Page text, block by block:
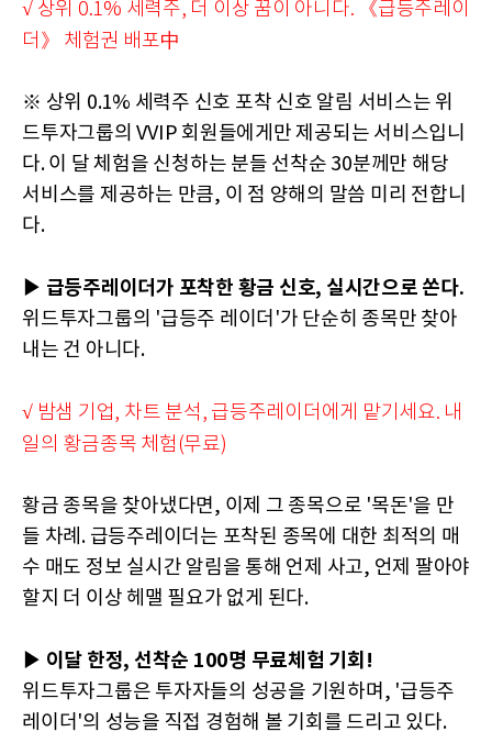
√ 상위 0.1% 세력주, 더 이상 꿈이 아니다. 《급등주레이
더》 체험권 배포中
※ 상위 0.1% 세력주 신호 포착 신호 알림 서비스는 위
드투자그룹의 VVIP 회원들에게만 제공되는 서비스입니
다. 이 달 체험을 신청하는 분들 선착순 30분께만 해당
서비스를 제공하는 만큼, 이 점 양해의 말씀 미리 전합니
다.
▶ 급등주레이더가 포착한 황금 신호, 실시간으로 쏜다.
위드투자그룹의 '급등주 레이더'가 단순히 종목만 찾아
내는 건 아니다.
√ 밤샘 기업, 차트 분석, 급등주레이더에게 맡기세요. 내
일의 황금종목 체험(무료)
황금 종목을 찾아냈다면, 이제 그 종목으로 '목돈'을 만
들 차례. 급등주레이더는 포착된 종목에 대한 최적의 매
수 매도 정보 실시간 알림을 통해 언제 사고, 언제 팔아야
할지 더 이상 헤맬 필요가 없게 된다.
▶ 이달 한정, 선착순 100명 무료체험 기회!
위드투자그룹은 투자자들의 성공을 기원하며, '급등주
레이더'의 성능을 직접 경험해 볼 기회를 드리고 있다.